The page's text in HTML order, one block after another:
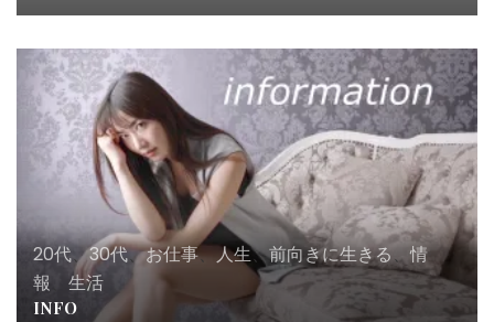
20代、30代、お仕事、人生、前向きに生きる、情
報
生活
INFO